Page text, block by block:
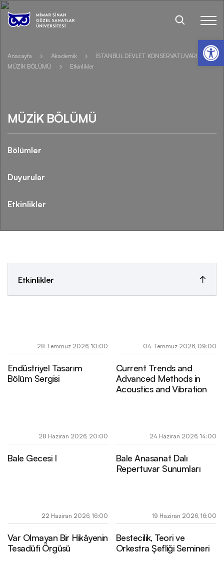
Anasayfa Akademik
İSTANBUL DEVLET KONSERVATUVARI
MÜZİK BÖLÜMÜ
Etkinlikler
MÜZIK BÖLÜMÜ
Bölümler
Duyurular
Etkinlikler
Etkinlikler
28 Temmuz 2026, 10:00
Endüstriyel Tasarım
Bölüm Sergisi
04 Temmuz 2026, 09:00
Current Trends and
Advanced Methods in
Acoustics and Vibration
28 Haziran 2026, 20:00
Bale Gecesi I
24 Haziran 2026, 14:00
Bale Anasanat Dalı
Repertuvar Sunumları
22 Haziran 2026, 16:00
Var Olmayan Bir Hikâyenin
Tesadüfi Örgüsü
19 Haziran 2026, 16:00
Bestecilik, Teori ve
Orkestra Şefliği Semineri